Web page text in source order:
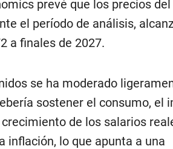
prevé que los precios del
el período de análisis,
a finales de 2027.
se ha moderado
sostener el consumo, el
de los salarios
inflación, lo que apunta a una